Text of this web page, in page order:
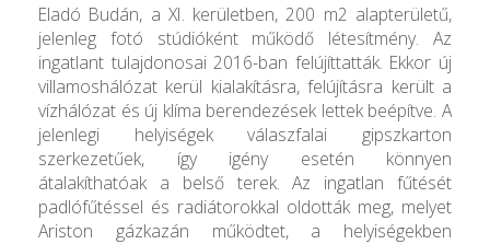
Eladó Budán, a XI. kerületben, 200 m2 alapterületű,
jelenleg fotó stúdióként működő létesítmény. Az
ingatlant tulajdonosai 2016-ban felújíttatták. Ekkor új
villamoshálózat kerül kialakításra, felújításra került a
vízhálózat és új klíma berendezések lettek beépítve. A
jelenlegi helyiségek válaszfalai gipszkarton
szerkezetűek, így igény esetén könnyen
átalakíthatóak a belső terek. Az ingatlan fűtését
padlófűtéssel és radiátorokkal oldották meg, melyet
Ariston gázkazán működtet, a helyiségekben